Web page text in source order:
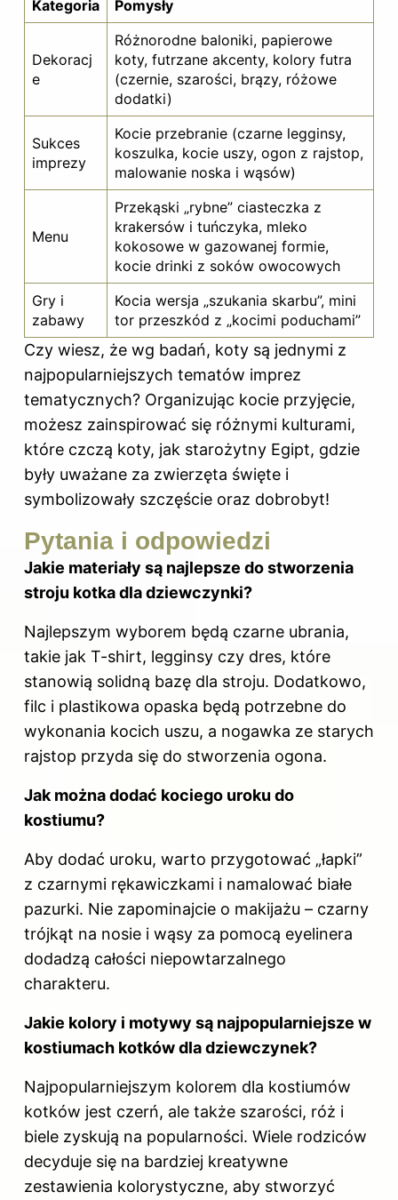
Kategoria Pomysły
Dekoracj
e
Różnorodne baloniki, papierowe
koty, futrzane akcenty, kolory futra
(czernie, szarości, brązy, różowe
dodatki)
Sukces
imprezy
Kocie przebranie (czarne legginsy,
koszulka, kocie uszy, ogon z rajstop,
malowanie noska i wąsów)
Menu
Przekąski „rybne” ciasteczka z
krakersów i tuńczyka, mleko
kokosowe w gazowanej formie,
kocie drinki z soków owocowych
Gry i
zabawy
Kocia wersja „szukania skarbu”, mini
tor przeszkód z „kocimi poduchami”
Czy wiesz, że wg badań, koty są jednymi z
najpopularniejszych tematów imprez
tematycznych? Organizując kocie przyjęcie,
możesz zainspirować się różnymi kulturami,
które czczą koty, jak starożytny Egipt, gdzie
były uważane za zwierzęta święte i
symbolizowały szczęście oraz dobrobyt!
Pytania i odpowiedzi
Jakie materiały są najlepsze do stworzenia
stroju kotka dla dziewczynki?
Najlepszym wyborem będą czarne ubrania,
takie jak T-shirt, legginsy czy dres, które
stanowią solidną bazę dla stroju. Dodatkowo,
filc i plastikowa opaska będą potrzebne do
wykonania kocich uszu, a nogawka ze starych
rajstop przyda się do stworzenia ogona.
Jak można dodać kociego uroku do
kostiumu?
Aby dodać uroku, warto przygotować „łapki”
z czarnymi rękawiczkami i namalować białe
pazurki. Nie zapominajcie o makijażu – czarny
trójkąt na nosie i wąsy za pomocą eyelinera
dodadzą całości niepowtarzalnego
charakteru.
Jakie kolory i motywy są najpopularniejsze w
kostiumach kotków dla dziewczynek?
Najpopularniejszym kolorem dla kostiumów
kotków jest czerń, ale także szarości, róż i
biele zyskują na popularności. Wiele rodziców
decyduje się na bardziej kreatywne
zestawienia kolorystyczne, aby stworzyć